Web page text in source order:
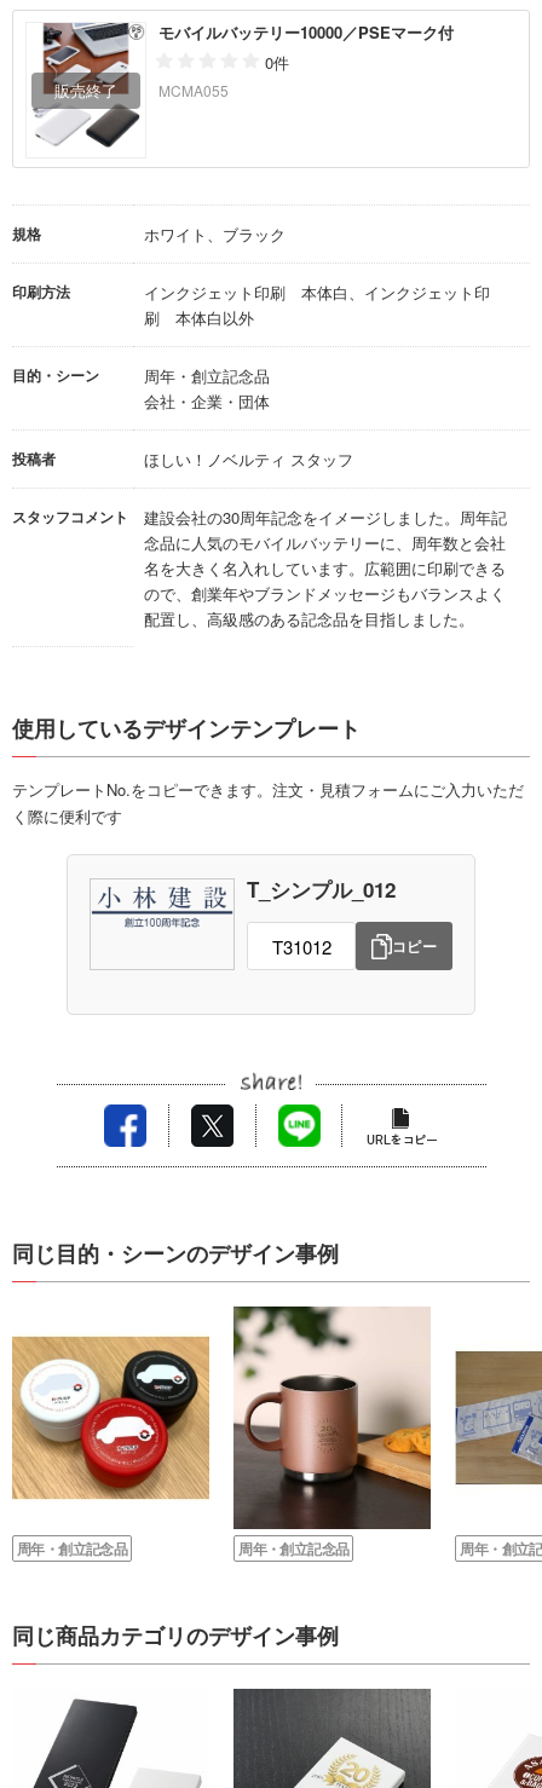
モバイルバッテリー10000／PSEマーク付
0件
MCMA055
規格 ホワイト、ブラック
印刷方法
インクジェット印刷 本体白、インクジェット印
刷 本体白以外
目的・シーン
周年・創立記念品
会社・企業・団体
投稿者 ほしい！ノベルティ スタッフ
スタッフコメント
建設会社の30周年記念をイメージしました。周年記
念品に人気のモバイルバッテリーに、周年数と会社
名を大きく名入れしています。広範囲に印刷できる
ので、創業年やブランドメッセージもバランスよく
配置し、高級感のある記念品を目指しました。
使用しているデザインテンプレート
テンプレートNo.をコピーできます。注文・見積フォームにご入力いただ
く際に便利です
T_シンプル_012
コピー
同じ目的・シーンのデザイン事例
周年・創立記念品 周年・創立記念品 周年・創立
同じ商品カテゴリのデザイン事例